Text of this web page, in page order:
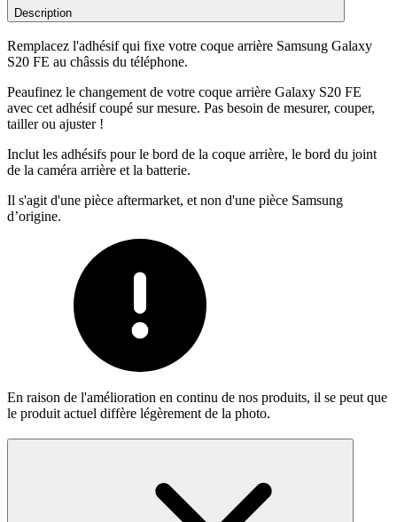
Description
Remplacez l'adhésif qui fixe votre coque arrière Samsung Galaxy
S20 FE au châssis du téléphone.
Peaufinez le changement de votre coque arrière Galaxy S20 FE
avec cet adhésif coupé sur mesure. Pas besoin de mesurer, couper,
tailler ou ajuster !
Inclut les adhésifs pour le bord de la coque arrière, le bord du joint
de la caméra arrière et la batterie.
Il s'agit d'une pièce aftermarket, et non d'une pièce Samsung
d’origine.
En raison de l'amélioration en continu de nos produits, il se peut que
le produit actuel diffère légèrement de la photo.